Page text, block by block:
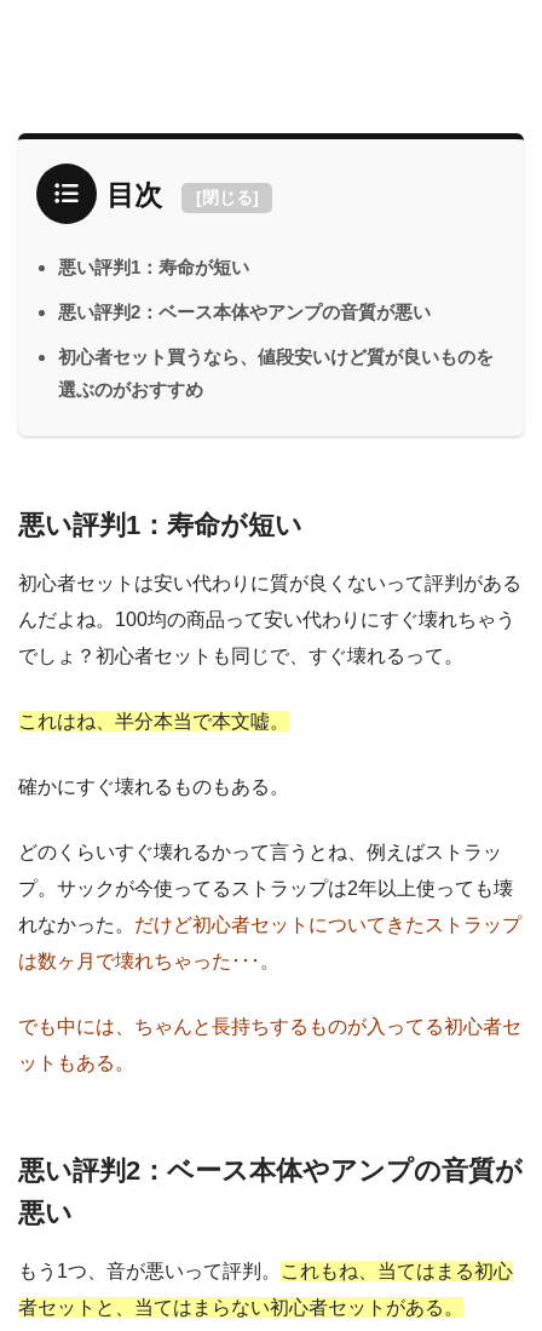
目次 [閉じる]
悪い評判1：寿命が短い
悪い評判2：ベース本体やアンプの音質が悪い
初心者セット買うなら、値段安いけど質が良いものを
選ぶのがおすすめ
悪い評判1：寿命が短い
初心者セットは安い代わりに質が良くないって評判がある
んだよね。100均の商品って安い代わりにすぐ壊れちゃう
でしょ？初心者セットも同じで、すぐ壊れるって。
これはね、半分本当で本文嘘。
確かにすぐ壊れるものもある。
どのくらいすぐ壊れるかって言うとね、例えばストラッ
プ。サックが今使ってるストラップは2年以上使っても壊
れなかった。 だけど初心者セットについてきたストラップ
は数ヶ月で壊れちゃった･･･。
でも中には、ちゃんと長持ちするものが入ってる初心者セ
ットもある。
悪い評判2：ベース本体やアンプの音質が
悪い
もう1つ、音が悪いって評判。
これもね、当てはまる初心
者セットと、当てはまらない初心者セットがある。